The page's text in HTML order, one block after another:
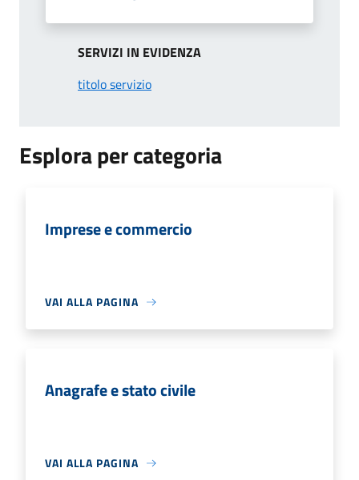
SERVIZI IN EVIDENZA
titolo servizio
Esplora per categoria
Imprese e commercio
VAI ALLA PAGINA
Anagrafe e stato civile
VAI ALLA PAGINA